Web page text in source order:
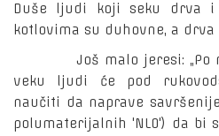
Duše ljudi koji seku drva
kotlovima su duhovne, a
Još malo jeresi: „Po
veku ljudi će pod
naučiti da naprave
polumaterijalnih 'NLO') da bi